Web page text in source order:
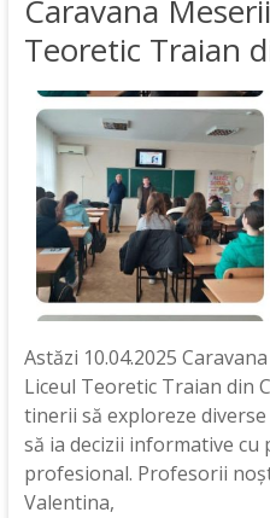
Caravana
Teoretic Traian
Astăzi 10.04.2025
Liceul Teoretic Traian din
tinerii să exploreze
să ia decizii informative
profesional. Profesorii
Valentina,